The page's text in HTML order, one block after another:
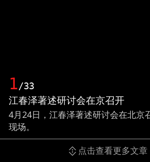
1/33
江春泽著述研讨会在京召开
4月24日，江春泽著述研讨会在北京
现场。
点击查看更多文章